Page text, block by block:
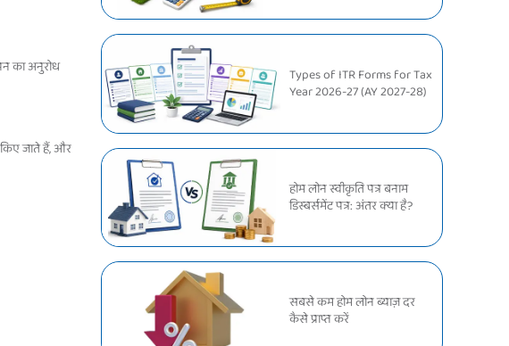
का अनुरोध
जाते हैं, और
Types of ITR Forms for Tax
Year 2026-27 (AY 2027-28)
होम लोन स्वीकृति पत्र बनाम
डिस्बर्समेंट पत्र: अंतर क्या है?
सबसे कम होम लोन ब्याज़ दर
कैसे प्राप्त करें